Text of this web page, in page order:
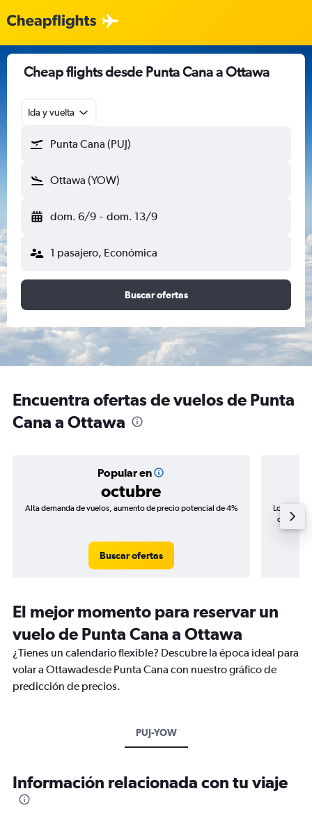
Cheap flights desde Punta Cana a Ottawa
Ida y vuelta
Punta Cana (PUJ)
Ottawa (YOW)
dom. 6/9 - dom. 13/9
1 pasajero, Económica
Buscar ofertas
Encuentra ofertas de vuelos de Punta
Cana a Ottawa
Popular en
octubre
Alta demanda de vuelos, aumento de precio potencial de 4%
Buscar ofertas
Los
de
El mejor momento para reservar un
vuelo de Punta Cana a Ottawa
¿Tienes un calendario flexible? Descubre la época ideal para
volar a Ottawadesde Punta Cana con nuestro gráfico de
predicción de precios.
PUJ-YOW
Información relacionada con tu viaje